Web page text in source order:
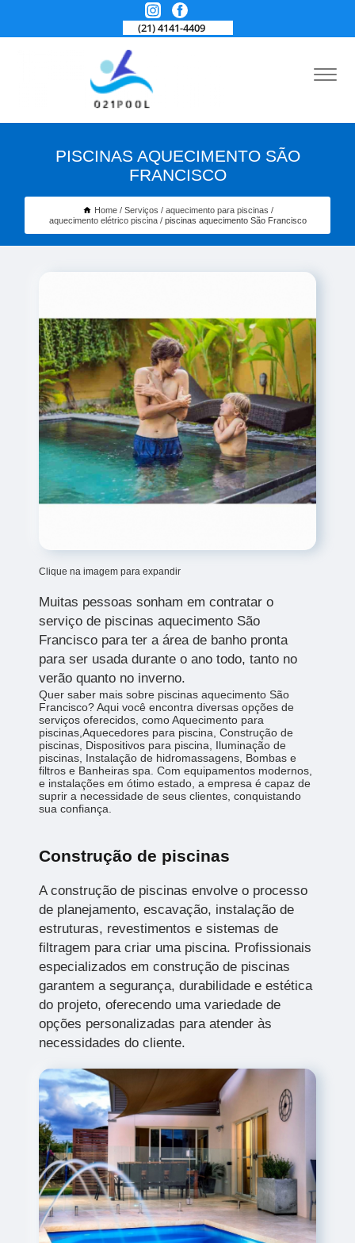
(21) 4141-4409
PISCINAS AQUECIMENTO SÃO
FRANCISCO
Home Serviços
aquecimento para piscinas
aquecimento elétrico piscina
piscinas aquecimento São Francisco
Clique na imagem para expandir
Muitas pessoas sonham em contratar o
serviço de piscinas aquecimento São
Francisco para ter a área de banho pronta
para ser usada durante o ano todo, tanto no
verão quanto no inverno.
Quer saber mais sobre piscinas aquecimento São
Francisco? Aqui você encontra diversas opções de
serviços oferecidos, como Aquecimento para
piscinas,Aquecedores para piscina, Construção de
piscinas, Dispositivos para piscina, Iluminação de
piscinas, Instalação de hidromassagens, Bombas e
filtros e Banheiras spa. Com equipamentos modernos,
e instalações em ótimo estado, a empresa é capaz de
suprir a necessidade de seus clientes, conquistando
sua confiança.
Construção de piscinas
A construção de piscinas envolve o processo
de planejamento, escavação, instalação de
estruturas, revestimentos e sistemas de
filtragem para criar uma piscina. Profissionais
especializados em construção de piscinas
garantem a segurança, durabilidade e estética
do projeto, oferecendo uma variedade de
opções personalizadas para atender às
necessidades do cliente.